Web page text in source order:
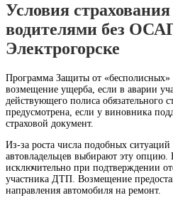
Условия
водителями без
Электрогорске
Программа Защиты от «бесполисных»
возмещение ущерба, если в аварии
действующего полиса обязательного
предусмотрена, если у виновника
страховой документ.
Из-за роста числа подобных
автовладельцев выбирают эту опцию.
исключительно при подтверждении
участника ДТП. Возмещение
направления автомобиля на ремонт.